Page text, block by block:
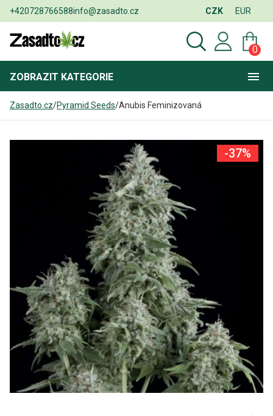
+420728766588info@zasadto.cz CZK EUR
0
ZOBRAZIT KATEGORIE
Zasadto.cz/Pyramid Seeds/Anubis Feminizovaná
-37%